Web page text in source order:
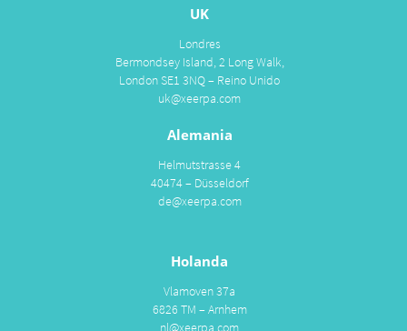
UK
Londres
Bermondsey Island, 2 Long Walk,
London SE1 3NQ – Reino Unido
uk@xeerpa.com
Alemania
Helmutstrasse 4
40474 – Düsseldorf
de@xeerpa.com
Holanda
Vlamoven 37a
6826 TM – Arnhem
nl@xeerpa.com